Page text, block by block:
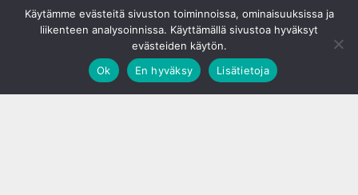
Käytämme evästeitä sivuston toiminnoissa, ominaisuuksissa ja
liikenteen analysoinnissa. Käyttämällä sivustoa hyväksyt
evästeiden käytön.
Ok
En hyväksy Lisätietoja